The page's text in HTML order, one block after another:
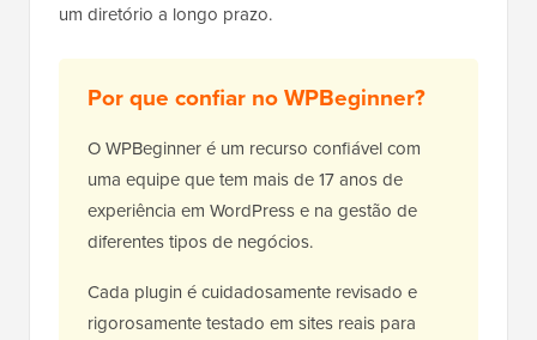
um diretório a longo prazo.
Por que confiar no WPBeginner?
O WPBeginner é um recurso confiável com
uma equipe que tem mais de 17 anos de
experiência em WordPress e na gestão de
diferentes tipos de negócios.
Cada plugin é cuidadosamente revisado e
rigorosamente testado em sites reais para